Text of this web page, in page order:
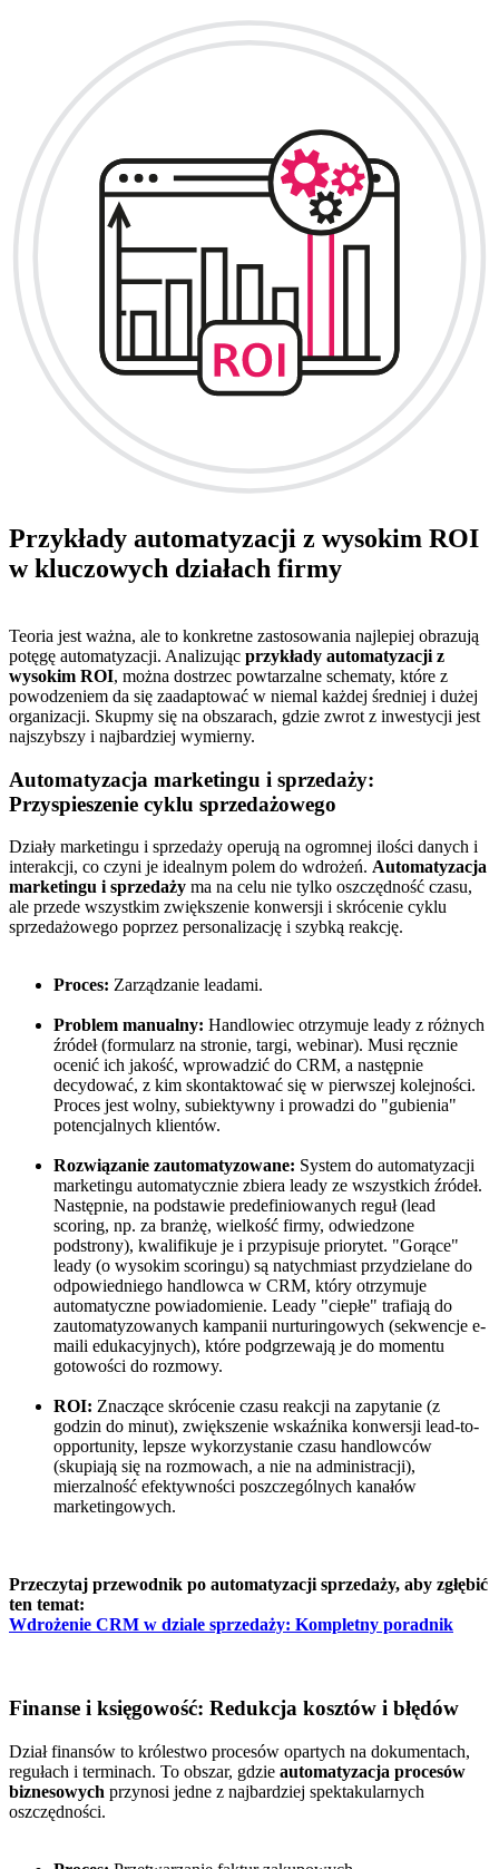
Przykłady automatyzacji z wysokim ROI
w kluczowych działach firmy
Teoria jest ważna, ale to konkretne zastosowania najlepiej obrazują
potęgę automatyzacji. Analizując przykłady automatyzacji z
wysokim ROI, można dostrzec powtarzalne schematy, które z
powodzeniem da się zaadaptować w niemal każdej średniej i dużej
organizacji. Skupmy się na obszarach, gdzie zwrot z inwestycji jest
najszybszy i najbardziej wymierny.
Automatyzacja marketingu i sprzedaży:
Przyspieszenie cyklu sprzedażowego
Działy marketingu i sprzedaży operują na ogromnej ilości danych i
interakcji, co czyni je idealnym polem do wdrożeń. Automatyzacja
marketingu i sprzedaży ma na celu nie tylko oszczędność czasu,
ale przede wszystkim zwiększenie konwersji i skrócenie cyklu
sprzedażowego poprzez personalizację i szybką reakcję.
Proces: Zarządzanie leadami.
Problem manualny: Handlowiec otrzymuje leady z różnych
źródeł (formularz na stronie, targi, webinar). Musi ręcznie
ocenić ich jakość, wprowadzić do CRM, a następnie
decydować, z kim skontaktować się w pierwszej kolejności.
Proces jest wolny, subiektywny i prowadzi do "gubienia"
potencjalnych klientów.
Rozwiązanie zautomatyzowane: System do automatyzacji
marketingu automatycznie zbiera leady ze wszystkich źródeł.
Następnie, na podstawie predefiniowanych reguł (lead
scoring, np. za branżę, wielkość firmy, odwiedzone
podstrony), kwalifikuje je i przypisuje priorytet. "Gorące"
leady (o wysokim scoringu) są natychmiast przydzielane do
odpowiedniego handlowca w CRM, który otrzymuje
automatyczne powiadomienie. Leady "ciepłe" trafiają do
zautomatyzowanych kampanii nurturingowych (sekwencje e-
maili edukacyjnych), które podgrzewają je do momentu
gotowości do rozmowy.
ROI: Znaczące skrócenie czasu reakcji na zapytanie (z
godzin do minut), zwiększenie wskaźnika konwersji lead-to-
opportunity, lepsze wykorzystanie czasu handlowców
(skupiają się na rozmowach, a nie na administracji),
mierzalność efektywności poszczególnych kanałów
marketingowych.
Przeczytaj przewodnik po automatyzacji sprzedaży, aby zgłębić
ten temat:
Wdrożenie CRM w dziale sprzedaży: Kompletny poradnik
Finanse i księgowość: Redukcja kosztów i błędów
Dział finansów to królestwo procesów opartych na dokumentach,
regułach i terminach. To obszar, gdzie automatyzacja procesów
biznesowych przynosi jedne z najbardziej spektakularnych
oszczędności.